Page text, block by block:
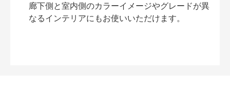
廊下側と室内側のカラーイメージやグレードが異
なるインテリアにもお使いいただけます。